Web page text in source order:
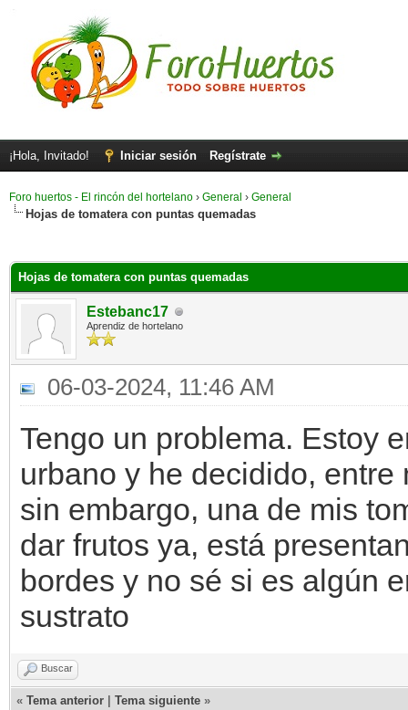
¡Hola, Invitado! Iniciar sesión Regístrate
Foro huertos - El rincón del hortelano › General › General
Hojas de tomatera con puntas quemadas
Hojas de tomatera con puntas quemadas
Estebanc17
Aprendiz de hortelano
06-03-2024, 11:46 AM
Tengo un problema. Estoy
urbano y he decidido,
sin embargo, una de mis
dar frutos ya, está
bordes y no sé si es algún
sustrato
Buscar
« Tema anterior Tema siguiente »